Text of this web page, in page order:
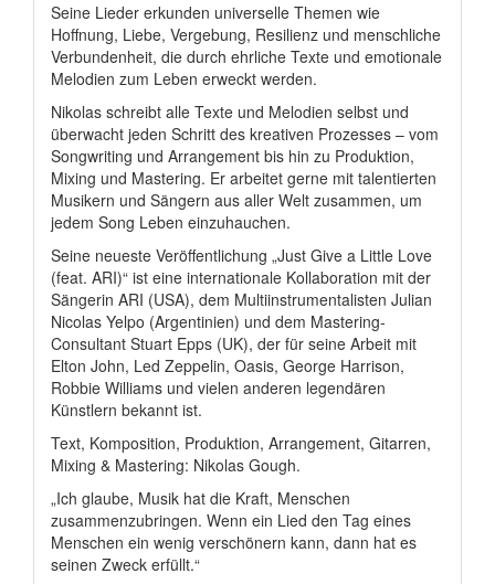
Seine Lieder erkunden universelle Themen wie
Hoffnung, Liebe, Vergebung, Resilienz und menschliche
Verbundenheit, die durch ehrliche Texte und emotionale
Melodien zum Leben erweckt werden.
Nikolas schreibt alle Texte und Melodien selbst und
überwacht jeden Schritt des kreativen Prozesses – vom
Songwriting und Arrangement bis hin zu Produktion,
Mixing und Mastering. Er arbeitet gerne mit talentierten
Musikern und Sängern aus aller Welt zusammen, um
jedem Song Leben einzuhauchen.
Seine neueste Veröffentlichung „Just Give a Little Love
(feat. ARI)“ ist eine internationale Kollaboration mit der
Sängerin ARI (USA), dem Multiinstrumentalisten Julian
Nicolas Yelpo (Argentinien) und dem Mastering-
Consultant Stuart Epps (UK), der für seine Arbeit mit
Elton John, Led Zeppelin, Oasis, George Harrison,
Robbie Williams und vielen anderen legendären
Künstlern bekannt ist.
Text, Komposition, Produktion, Arrangement, Gitarren,
Mixing & Mastering: Nikolas Gough.
„Ich glaube, Musik hat die Kraft, Menschen
zusammenzubringen. Wenn ein Lied den Tag eines
Menschen ein wenig verschönern kann, dann hat es
seinen Zweck erfüllt.“